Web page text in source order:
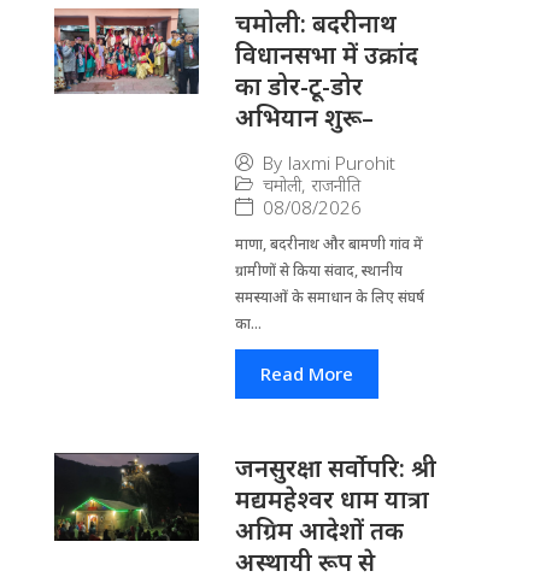
चमोली: बदरीनाथ
विधानसभा में उक्रांद
का डोर-टू-डोर
अभियान शुरू–
By laxmi Purohit
चमोली, राजनीति
08/08/2026
माणा, बदरीनाथ और बामणी गांव में
ग्रामीणों से किया संवाद, स्थानीय
समस्याओं के समाधान के लिए संघर्ष
का...
Read More
जनसुरक्षा सर्वोपरि: श्री
मद्यमहेश्वर धाम यात्रा
अग्रिम आदेशों तक
अस्थायी रूप से